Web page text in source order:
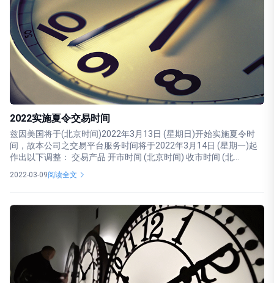
2022实施夏令交易时间
兹因美国将于(北京时间)2022年3月13日 (星期日)开始实施夏令时
间，故本公司之交易平台服务时间将于2022年3月14日 (星期一)起
作出以下调整： 交易产品 开市时间 (北京时间) 收市时间 (北...
2022-03-09阅读全文